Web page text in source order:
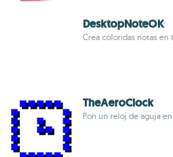
DesktopNoteOK
Crea coloridas notas
TheAeroClock
Pon un reloj de aguja